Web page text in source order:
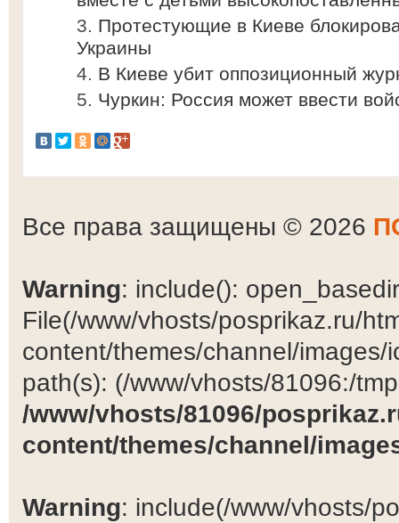
Протестующие в Киеве
Украины
В Киеве убит оппозиционный
Чуркин: Россия может ввести
Все права защищены © 2026
Warning: include():
File(/www/vhosts/posprikaz.ru/
content/themes/channel/
path(s): (/www/vhosts/81096:/
/www/vhosts/81096/
content/themes/channel/
Warning: include(/www/vhosts/